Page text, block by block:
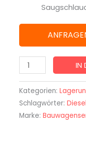
Elektropumpe
Menge
IN
Kategorien:
Schlagwörter:
Marke: